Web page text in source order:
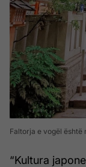
Faltorja e vogël është
“Kultura